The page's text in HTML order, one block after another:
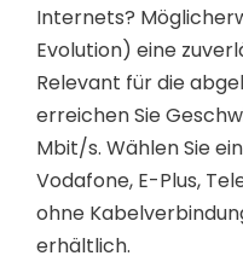
Internets?
Evolution) eine
Relevant für die
erreichen Sie
Mbit/s. Wählen Sie
Vodafone, E-Plus,
ohne
erhältlich.